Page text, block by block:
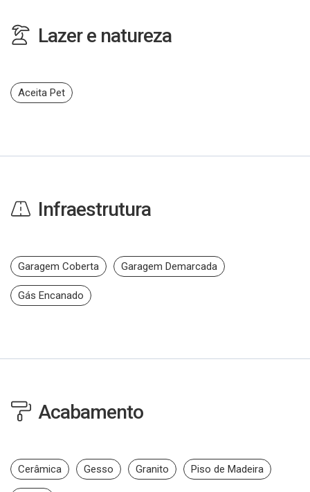
Lazer e natureza
Aceita Pet
Infraestrutura
Garagem Coberta Garagem Demarcada
Gás Encanado
Acabamento
Cerâmica Gesso Granito Piso de Madeira